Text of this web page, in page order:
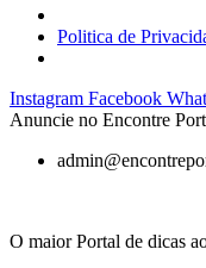
Politica de
Pular
para
conteúdo
Instagram Facebook
Anuncie no Encontre
O maior Portal de dicas